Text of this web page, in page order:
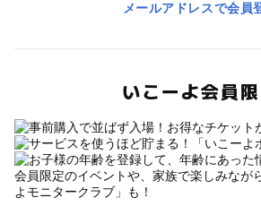
メールアドレスで会員
いこーよ会員
会員限定のイベントや、家族で楽しみなが
よモニタークラブ」も！